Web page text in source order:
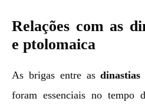
Relações com as
e ptolomaica
As brigas entre asdinastias
foram essenciais no tempo